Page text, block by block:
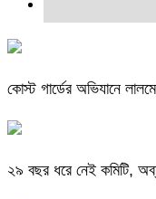
কোস্ট গার্ডের অভিযানে
২৯ বছর ধরে নেই কমিটি,